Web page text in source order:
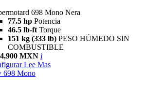
698 Mono Nera
77.5 hp Potencia
46.5 lb-ft Torque
151 kg (333 lb) PESO HÚMEDO SIN
COMBUSTIBLE
MXN i
Lee Mas
698 Mono